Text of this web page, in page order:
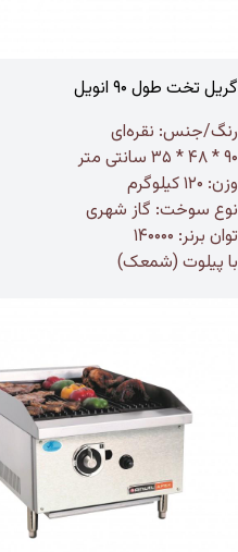
گریل تخت طول ۹۰ انویل
رنگ/جنس: نقره‌ای
۹۰ * ۴۸ * ۳۵ سانتی متر
وزن: ۱۲۰ کیلوگرم
نوع سوخت: گاز شهری
توان برنر: ۱۴۰۰۰۰
با پیلوت (شمعک)